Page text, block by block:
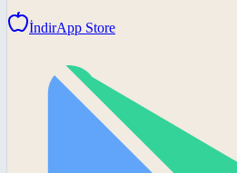
İndirApp Store